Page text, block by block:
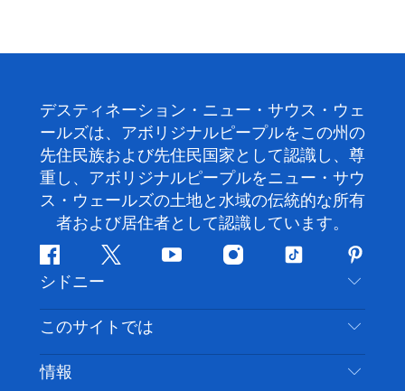
デスティネーション・ニュー・サウス・ウェ
ールズは、アボリジナルピープルをこの州の
先住民族および先住民国家として認識し、尊
重し、アボリジナルピープルをニュー・サウ
ス・ウェールズの土地と水域の伝統的な所有
者および居住者として認識しています。
フ
ェ
イ
ス
ブ
ッ
ツ
ッ
タ
ー
ユ
チ
ー
イ
ス
グ
テ
ッ
ト
ピ
ン
タ
レ
ス
ト
シドニー
お問い合わせ
免責事項
このサイトでは
目的地
情報